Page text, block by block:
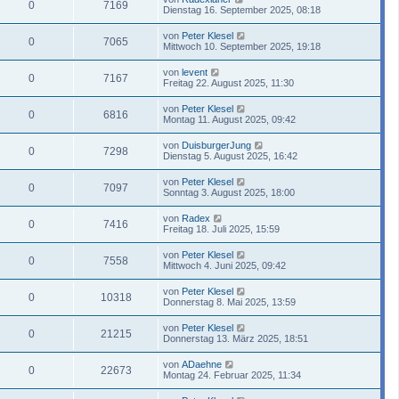
0 7169
Dienstag 16. September 2025, 08:18
0 7065 von Peter Klesel
Mittwoch 10. September 2025, 19:18
0 7167 von levent
Freitag 22. August 2025, 11:30
0 6816 von Peter Klesel
Montag 11. August 2025, 09:42
0 7298 von DuisburgerJung
Dienstag 5. August 2025, 16:42
0 7097 von Peter Klesel
Sonntag 3. August 2025, 18:00
0 7416 von Radex
Freitag 18. Juli 2025, 15:59
0 7558 von Peter Klesel
Mittwoch 4. Juni 2025, 09:42
0 10318 von Peter Klesel
Donnerstag 8. Mai 2025, 13:59
0 21215 von Peter Klesel
Donnerstag 13. März 2025, 18:51
0 22673 von ADaehne
Montag 24. Februar 2025, 11:34